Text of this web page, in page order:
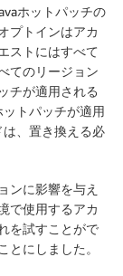
ホットパッチの
プトインはアカ
ストにはすべて
てのリージョン
チが適用される
トパッチが適用
、置き換える必
ンに影響を与え
で使用するアカ
を試すことがで
とにしました。